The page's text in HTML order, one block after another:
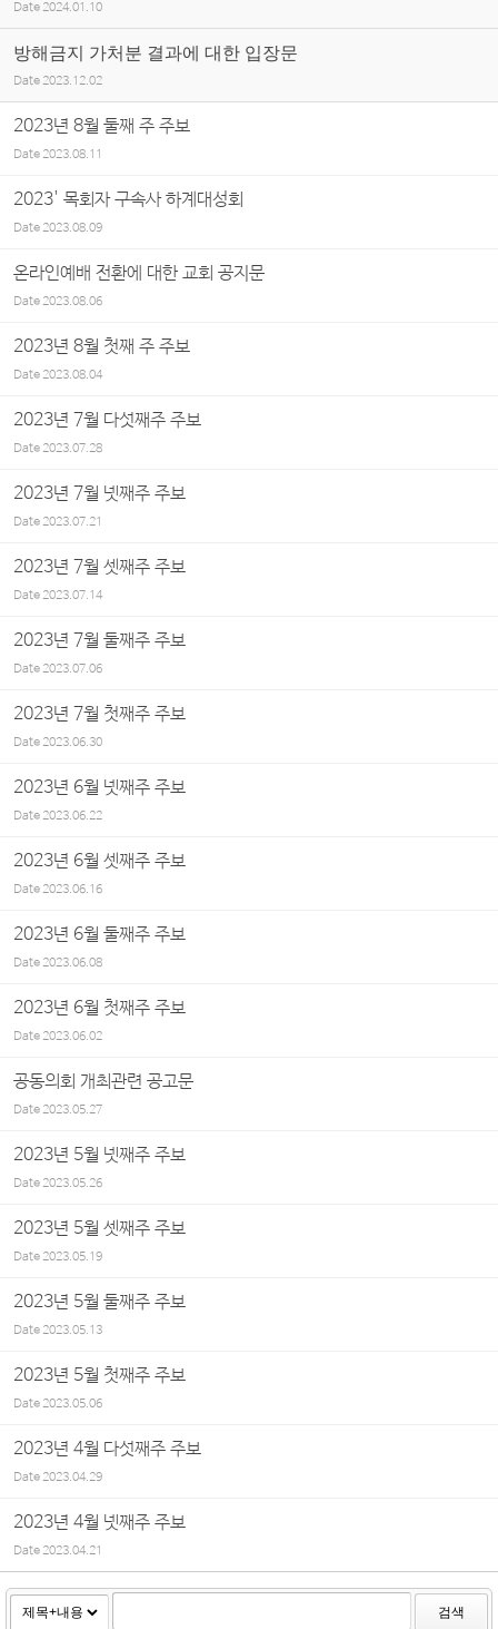
Date 2024.01.10
방해금지 가처분 결과에 대한 입장문
Date 2023.12.02
2023년 8월 둘째 주 주보
Date2023.08.11
2023' 목회자 구속사 하계대성회
Date2023.08.09
온라인예배 전환에 대한 교회 공지문
Date2023.08.06
2023년 8월 첫째 주 주보
Date2023.08.04
2023년 7월 다섯째주 주보
Date2023.07.28
2023년 7월 넷째주 주보
Date2023.07.21
2023년 7월 셋째주 주보
Date2023.07.14
2023년 7월 둘째주 주보
Date2023.07.06
2023년 7월 첫째주 주보
Date2023.06.30
2023년 6월 넷째주 주보
Date2023.06.22
2023년 6월 셋째주 주보
Date2023.06.16
2023년 6월 둘째주 주보
Date2023.06.08
2023년 6월 첫째주 주보
Date2023.06.02
공동의회 개최관련 공고문
Date2023.05.27
2023년 5월 넷째주 주보
Date2023.05.26
2023년 5월 셋째주 주보
Date2023.05.19
2023년 5월 둘째주 주보
Date2023.05.13
2023년 5월 첫째주 주보
Date2023.05.06
2023년 4월 다섯째주 주보
Date2023.04.29
2023년 4월 넷째주 주보
Date2023.04.21
검색